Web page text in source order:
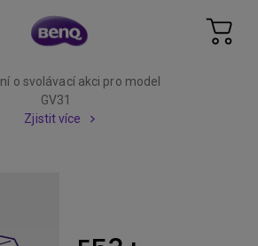
o svolávací akci pro model
GV31
Zjistit více